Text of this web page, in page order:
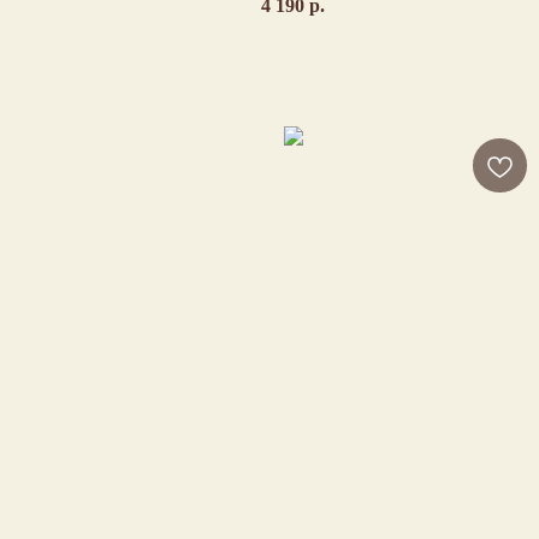
4 190 р.